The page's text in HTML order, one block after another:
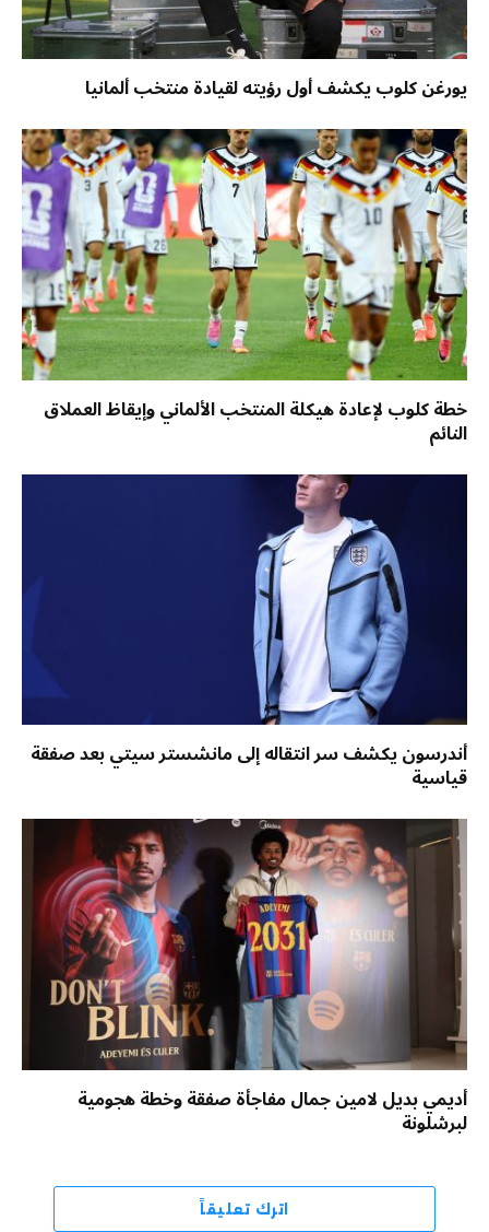
يورغن كلوب يكشف أول رؤيته لقيادة منتخب ألمانيا
خطة كلوب لإعادة هيكلة المنتخب الألماني وإيقاظ العملاق
النائم
أندرسون يكشف سر انتقاله إلى مانشستر سيتي بعد صفقة
قياسية
أديمي بديل لامين جمال مفاجأة صفقة وخطة هجومية
لبرشلونة
اترك تعليقاً